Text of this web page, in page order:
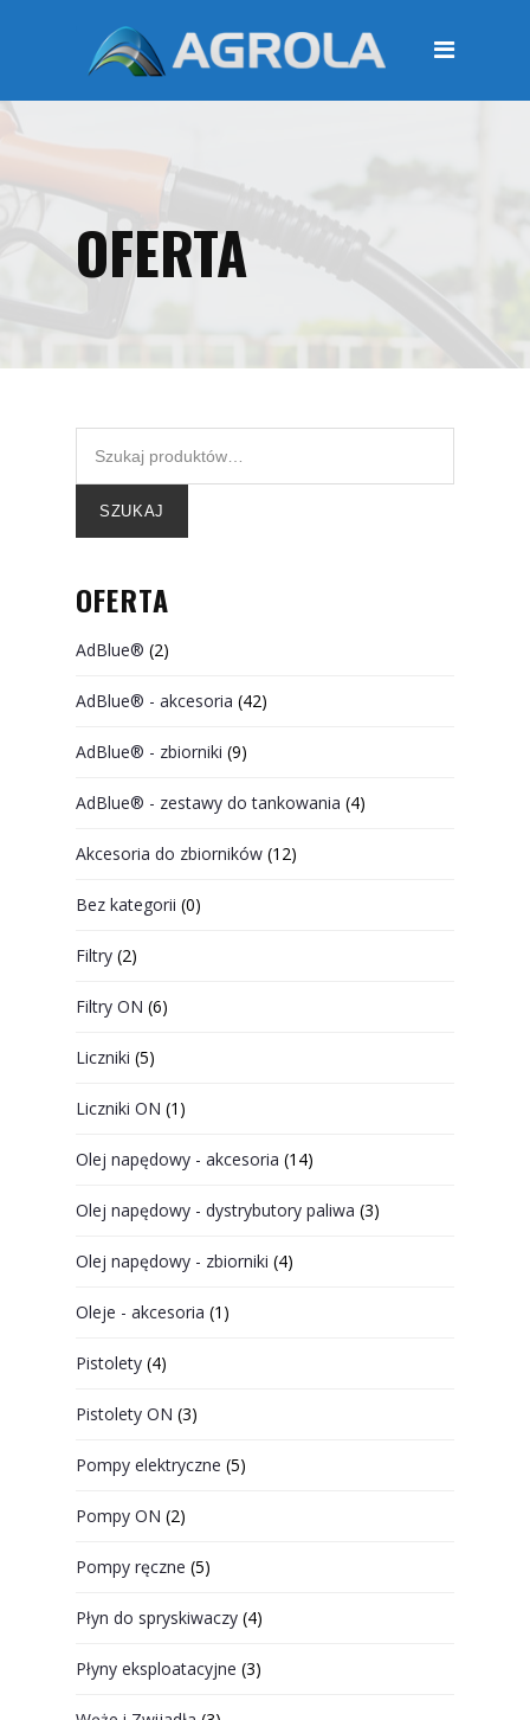
STRONA GŁÓWNA
OFERTA
Moje konto
OFERTA
SZUKAJ
OFERTA
AdBlue® (2)
AdBlue® - akcesoria (42)
AdBlue® - zbiorniki (9)
AdBlue® - zestawy do tankowania (4)
Akcesoria do zbiorników (12)
Bez kategorii (0)
Filtry (2)
Filtry ON (6)
Liczniki (5)
Liczniki ON (1)
Olej napędowy - akcesoria (14)
Olej napędowy - dystrybutory paliwa (3)
Olej napędowy - zbiorniki (4)
Oleje - akcesoria (1)
Pistolety (4)
Pistolety ON (3)
Pompy elektryczne (5)
Pompy ON (2)
Pompy ręczne (5)
Płyn do spryskiwaczy (4)
Płyny eksploatacyjne (3)